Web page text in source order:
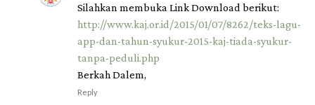
Silahkan membuka Link Download berikut:
http://www.kaj.or.id/2015/01/07/8262/teks-lagu-
app-dan-tahun-syukur-2015-kaj-tiada-syukur-
tanpa-peduli.php
Berkah Dalem,
Reply